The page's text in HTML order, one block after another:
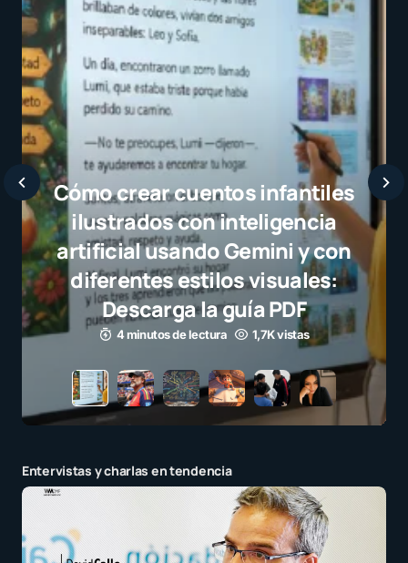
Javier Bardem elogia a
selección campeona y
el juego limpio como
para millones de niños
3 minutos de lectura 1,1K vistas
Entervistas y charlas en tendencia